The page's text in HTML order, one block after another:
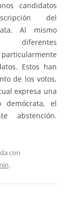
candidatos
del
Al mismo
Estos han
de los votos,
expresa una
demócrata, el
abstención.
con
.